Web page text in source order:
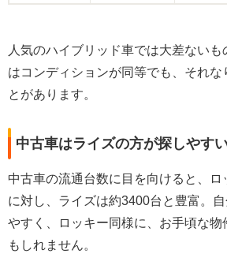
人気のハイブリッド車では大差ない
はコンディションが同等でも、それな
とがあります。
中古車はライズの方が探しやすい
中古車の流通台数に目を向けると、
に対し、ライズは約3400台と豊富。
やすく、ロッキー同様に、お手頃な物
もしれません。